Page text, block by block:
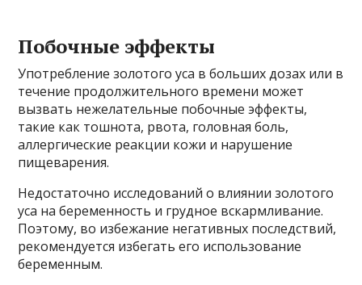
Побочные эффекты
Употребление золотого уса в больших дозах или в
течение продолжительного времени может
вызвать нежелательные побочные эффекты,
такие как тошнота, рвота, головная боль,
аллергические реакции кожи и нарушение
пищеварения.
Недостаточно исследований о влиянии золотого
уса на беременность и грудное вскармливание.
Поэтому, во избежание негативных последствий,
рекомендуется избегать его использование
беременным.